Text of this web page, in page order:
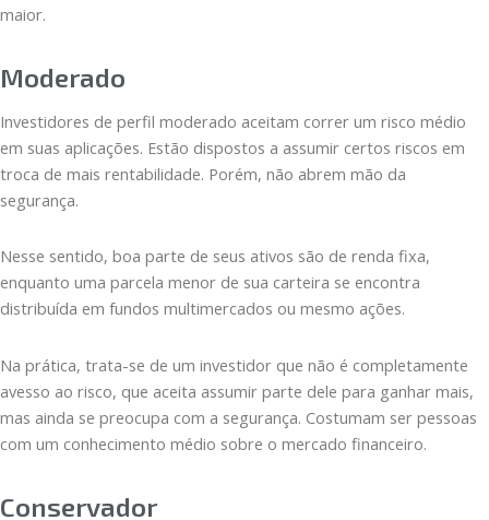
maior.
Moderado
Investidores de perfil moderado aceitam correr um risco médio
em suas aplicações. Estão dispostos a assumir certos riscos em
troca de mais rentabilidade. Porém, não abrem mão da
segurança.
Nesse sentido, boa parte de seus ativos são de renda fixa,
enquanto uma parcela menor de sua carteira se encontra
distribuída em fundos multimercados ou mesmo ações.
Na prática, trata-se de um investidor que não é completamente
avesso ao risco, que aceita assumir parte dele para ganhar mais,
mas ainda se preocupa com a segurança. Costumam ser pessoas
com um conhecimento médio sobre o mercado financeiro.
Conservador